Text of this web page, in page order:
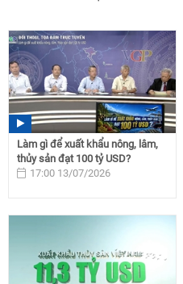
Làm gì để xuất khẩu nông, lâm,
thủy sản đạt 100 tỷ USD?
17:00 13/07/2026